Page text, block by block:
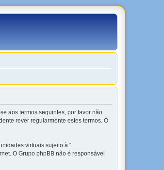
aos termos seguintes, por favor não
rever regularmente estes termos. O
virtuais sujeito à “
O Grupo phpBB não é responsável